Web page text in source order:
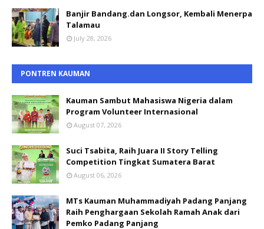
Banjir Bandang.dan Longsor, Kembali Menerpa
Talamau
July 28, 2026
PONTREN KAUMAN
Kauman Sambut Mahasiswa Nigeria dalam
Program Volunteer Internasional
August 07, 2026
Suci Tsabita, Raih Juara II Story Telling
Competition Tingkat Sumatera Barat
August 06, 2026
MTs Kauman Muhammadiyah Padang Panjang
Raih Penghargaan Sekolah Ramah Anak dari
Pemko Padang Panjang